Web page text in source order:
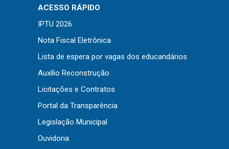
Radar da Transparência
Cespro
Outros
Downloads
Notícias
Contato
Página Inicial
ACESSO RÁPIDO
IPTU 2026
Nota Fiscal Eletrônica
Lista de espera por vagas dos educandários
Auxílio Reconstrução
Licitações e Contratos
Portal da Transparência
Legislação Municipal
Ouvidoria